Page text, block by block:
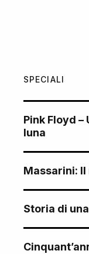
SPECIALI
Pink Floyd
luna
Massarini:
Storia di